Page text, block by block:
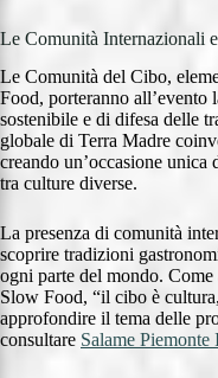
Le Comunità Internazionali
Le Comunità del Cibo,
Food, porteranno all’evento
sostenibile e di difesa delle
globale di Terra Madre
creando un’occasione unica
tra culture diverse.
La presenza di comunità
scoprire tradizioni
ogni parte del mondo.
Slow Food, “il cibo è
approfondire il tema delle
consultare Salame